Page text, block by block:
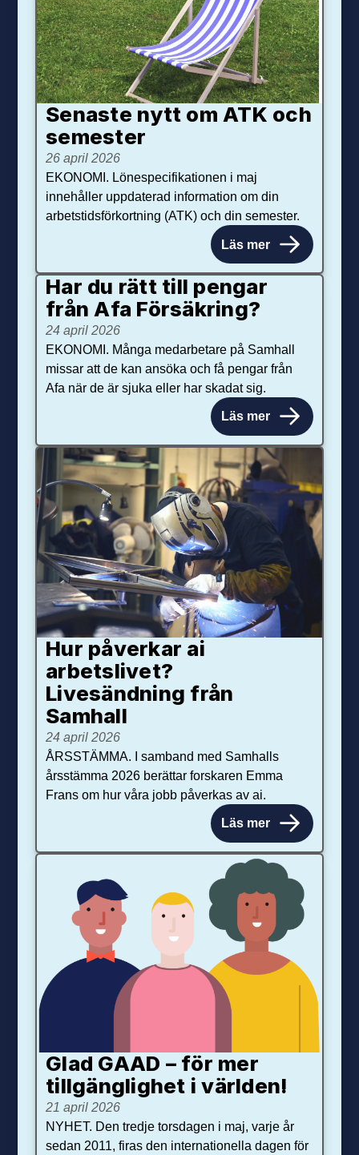
Senaste nytt om ATK och
se­mester
26 april 2026
EKONOMI. Lönespecifikationen i maj
innehåller uppdaterad information om din
arbetstidsförkortning (ATK) och din semester.
Läs mer
Har du rätt till pengar
från Afa Försäkring?
24 april 2026
EKONOMI. Många medarbetare på Samhall
missar att de kan ansöka och få pengar från
Afa när de är sjuka eller har skadat sig.
Läs mer
Hur påverkar ai
arbetslivet?
Livesändning från
Samhall
24 april 2026
ÅRSSTÄMMA. I samband med Samhalls
årsstämma 2026 berättar forskaren Emma
Frans om hur våra jobb påverkas av ai.
Läs mer
Glad GAAD – för mer
tillgänglighet i världen!
21 april 2026
NYHET. Den tredje torsdagen i maj, varje år
sedan 2011, firas den internationella dagen för